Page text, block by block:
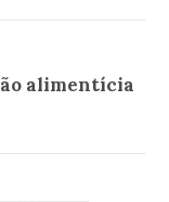
alimentícia